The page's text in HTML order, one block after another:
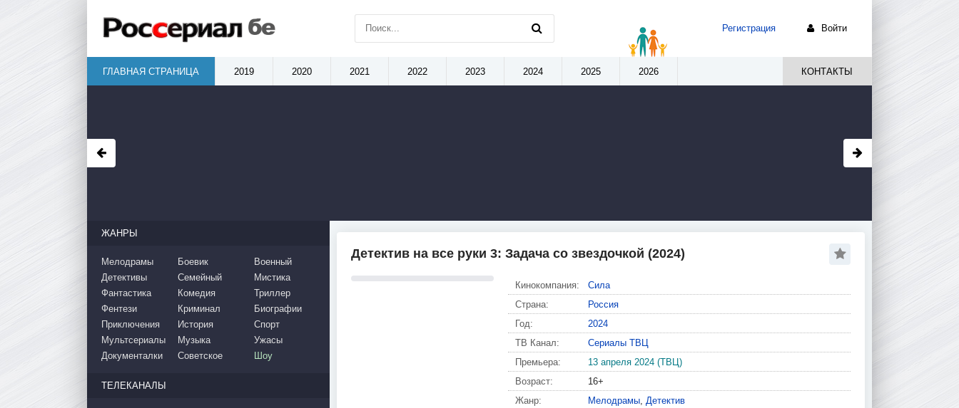
Детектив на все руки 3: Задача со звездочкой (2024)
Кинокомпания:
Сила
Страна:
Россия
Год:
2024
ТВ Канал:
Сериалы ТВЦ
Премьера:
13 апреля 2024 (ТВЦ)
Возраст:
16+
Жанр:
Мелодрамы, Детектив
ЖАНРЫ
Мелодрамы
Детективы
Фантастика
Боевик
Семейный
Комедия
Военный
Мистика
Триллер
Фентези
Приключения
Мультсериалы
Документалки
Криминал
История
Музыка
Советское
Биографии
Спорт
Ужасы
Шоу
ТЕЛЕКАНАЛЫ
Регистрация Войти
ГЛАВНАЯ СТРАНИЦА 2019 2020 2021 2022 2023 2024 2025 2026 КОНТАКТЫ